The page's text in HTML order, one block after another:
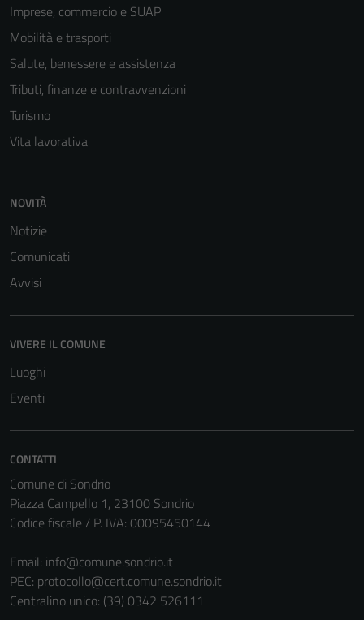
Imprese, commercio e SUAP
Mobilità e trasporti
Salute, benessere e assistenza
Tributi, finanze e contravvenzioni
Turismo
Vita lavorativa
NOVITÀ
Notizie
Comunicati
Avvisi
VIVERE IL COMUNE
Luoghi
Eventi
CONTATTI
Comune di Sondrio
Piazza Campello 1, 23100 Sondrio
Codice fiscale / P. IVA: 00095450144
Email: info@comune.sondrio.it
PEC: protocollo@cert.comune.sondrio.it
Centralino unico: (39) 0342 526111
funzionamento
Questi cookie
personali.